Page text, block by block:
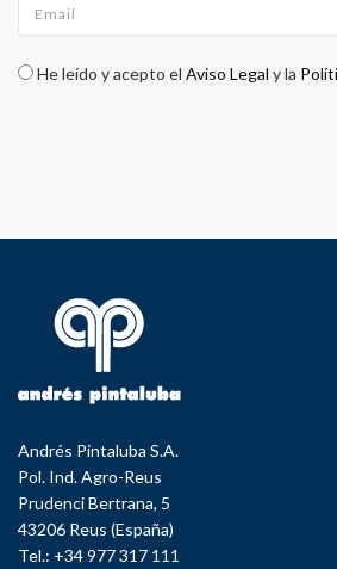
Check legal*
He leído y acepto el Aviso Legal y la
Andrés Pintaluba S.A.
Pol. Ind. Agro-Reus
Prudenci Bertrana, 5
43206 Reus (España)
Tel.: +34 977 317 111